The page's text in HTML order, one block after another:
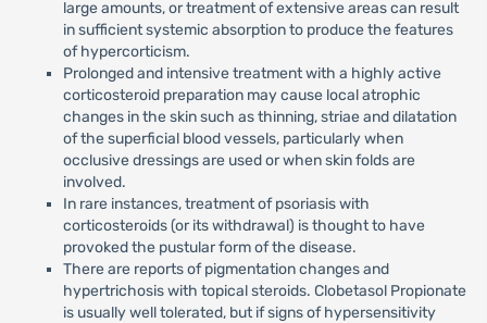
large amounts, or treatment of extensive areas can result
in sufficient systemic absorption to produce the features
of hypercorticism.
Prolonged and intensive treatment with a highly active
corticosteroid preparation may cause local atrophic
changes in the skin such as thinning, striae and dilatation
of the superficial blood vessels, particularly when
occlusive dressings are used or when skin folds are
involved.
In rare instances, treatment of psoriasis with
corticosteroids (or its withdrawal) is thought to have
provoked the pustular form of the disease.
There are reports of pigmentation changes and
hypertrichosis with topical steroids. Clobetasol Propionate
is usually well tolerated, but if signs of hypersensitivity